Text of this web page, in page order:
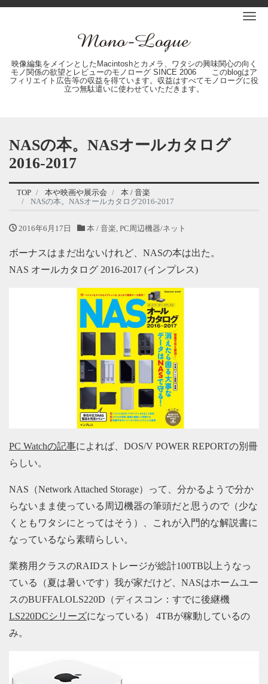
映像編集をメインとしたMacintoshとカメラ、ワタシの興味関心の向く
モノ関係の欲望とレビューのモノローグ SINCE 2006 このblogはア
フィリエイト広告等の収益を得ています。収益はすべてモノローグに役
立つ無駄遣いに使わせていただきます。
NASの本。NASオールカタログ
2016-2017
TOP 本や映画や展示会
本 / 音楽
NASの本。NASオールカタログ2016-2017
2016年6月17日 本 / 音楽, PC周辺機器/ネット
ボーナスはまだ出ないけれど、NASの本は出た。
NAS オールカタログ 2016-2017 (インプレス)
PC Watchの記事によれば、DOS/V POWER REPORTの別冊
らしい。
NAS（Network Attached Storage）って、分かるようで分か
らないまま使っている周辺機器の筆頭だと思うので（少な
くともワタシにとってはそう）、これが入門的な解説書に
なっているなら素晴らしい。
業務用クラスのRAIDストレージが総計100TB以上うなっ
ている（夏は暑いです）我が家だけど、NASはホームユー
スのBUFFALOLS220D（ディスコン：すでに後継機
LS220DCシリーズになっている） 4TBが稼動しているの
み。